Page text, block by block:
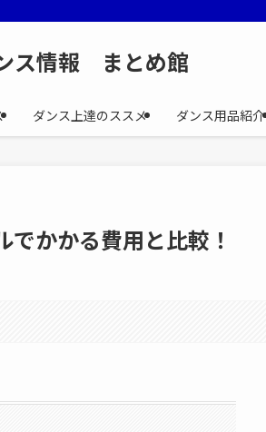
ス情報 まとめ館
ダンス上達のススメ ダンス用品紹介
かかる費用と比較！